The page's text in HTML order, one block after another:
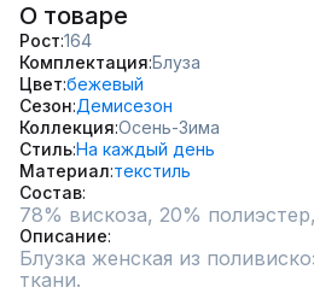
О товаре
Рост 164
Комплектация Блуза
Цвет бежевый
Сезон Демисезон
Коллекция Осень-Зима
СтильНа каждый день
Материал текстиль
Состав
78% вискоза, 20%
Описание
Блузка женская из
ткани.